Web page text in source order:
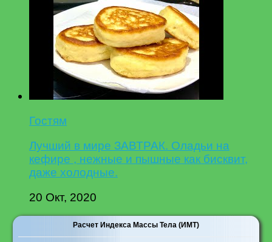
Гостям
Лучший в мире ЗАВТРАК. Оладьи на
кефире , нежные и пышные как бисквит,
даже холодные.
20 Окт, 2020
Расчет Индекса Массы Тела (ИМТ)